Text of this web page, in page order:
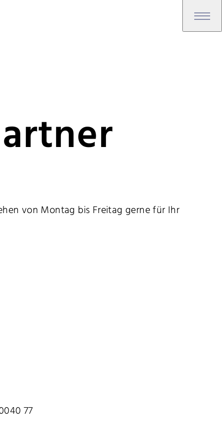
von Montag bis Freitag gerne für Ihr
77